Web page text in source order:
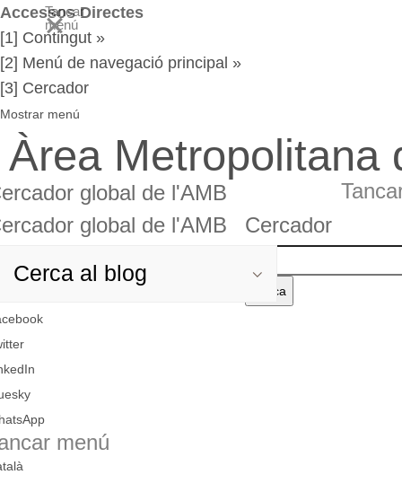
Accessos Directes
[1] Contingut »
[2] Menú de navegació principal »
[3] Cercador
Mostrar menú
Àrea Metropolitana
global de l'AMB
global de l'AMB
Cercador
Cerca
menú
Tancar
menú